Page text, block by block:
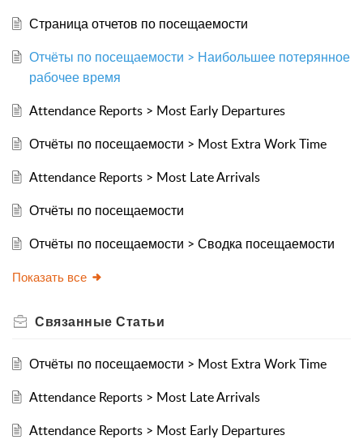
Страница отчетов по посещаемости
Отчёты по посещаемости > Наибольшее потерянное
рабочее время
Attendance Reports > Most Early Departures
Отчёты по посещаемости > Most Extra Work Time
Attendance Reports > Most Late Arrivals
Отчёты по посещаемости
Отчёты по посещаемости > Сводка посещаемости
Показать все
Связанные Статьи
Отчёты по посещаемости > Most Extra Work Time
Attendance Reports > Most Late Arrivals
Attendance Reports > Most Early Departures